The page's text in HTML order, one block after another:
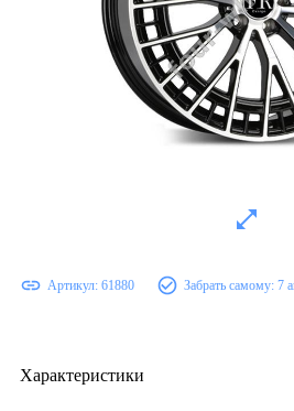
Артикул: 61880 Забрать самому: 7
Характеристики